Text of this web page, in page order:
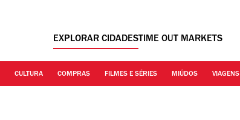
EXPLORAR CIDADESTIME OUT MARKETS
CULTURA COMPRAS FILMES E SÉRIES MIÚDOS VIAGENS